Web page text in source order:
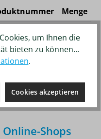
Menge
Shops
um Ihnen die
bieten zu können...
.
Cookies akzeptieren